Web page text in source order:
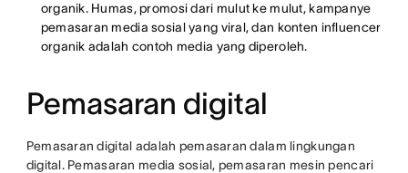
organik. Humas, promosi dari mulut ke mulut, kampanye
pemasaran media sosial yang viral, dan konten influencer
organik adalah contoh media yang diperoleh.
Pemasaran digital
Pemasaran digital adalah pemasaran dalam lingkungan
digital. Pemasaran media sosial, pemasaran mesin pencari